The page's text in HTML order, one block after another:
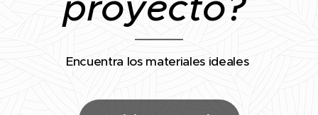
Encuentra los materiales ideales